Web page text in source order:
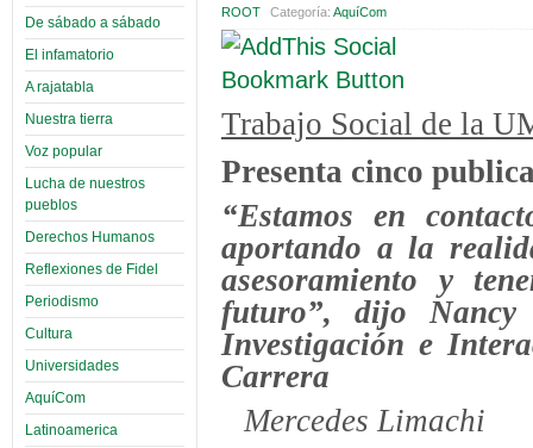
De sábado a sábado
El infamatorio
A rajatabla
Nuestra tierra
Voz popular
Lucha de nuestros
pueblos
Derechos Humanos
Reflexiones de Fidel
Periodismo
Cultura
Universidades
AquíCom
Latinoamerica
ROOT
Categoría: AquíCom
Trabajo Social de la
Presenta cinco
“Estamos en
aportando a la
asesoramiento y
futuro”, dijo
Investigación e
Carrera
Mercedes Limachi